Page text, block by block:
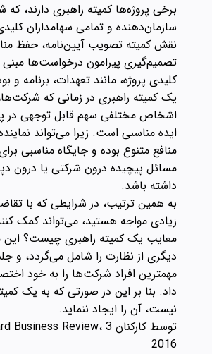
برخی پروژه‌ها کمیته راهبری دارند، که
سازمان‌دهنده و تمامی سهامداران
نقش کمیته تصویب آیین‌نامه، حفظ
تصمیم‌گیری پیرامون درخواست‌ها مبنی
کلیدی پروژه، مانند تعهدات، برنامه و
یک کمیته راهبری در زمانی که
اشخاص مختلفی سهم قابل توجهی در
ایده مناسبی است. زیرا می‌تواند
منافع متنوع بوده و جایگاه مناسبی
مسائل پیچیده درون شرکتی یا درون
داشته باشد.
به همین ترتیب، در شرایطی که با
زیادی مواجه هستید، می‌تواند کمک
معایب یک کمیته راهبری چیست؟
دیگری از نظارت را شامل می‌گردد، و
مهمترین افراد شرکت‌ها را به خود
داد. بنا بر این در صورتی که به یک
نیست، آن را ایجاد ننماید.
2016